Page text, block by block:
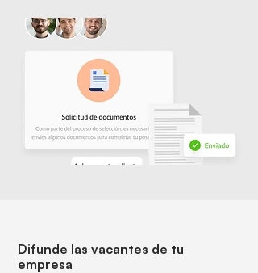
Difunde las vacantes de tu
empresa